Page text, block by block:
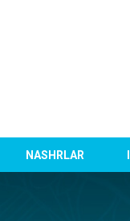
NASHRLAR